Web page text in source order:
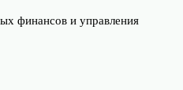
финансов и управления